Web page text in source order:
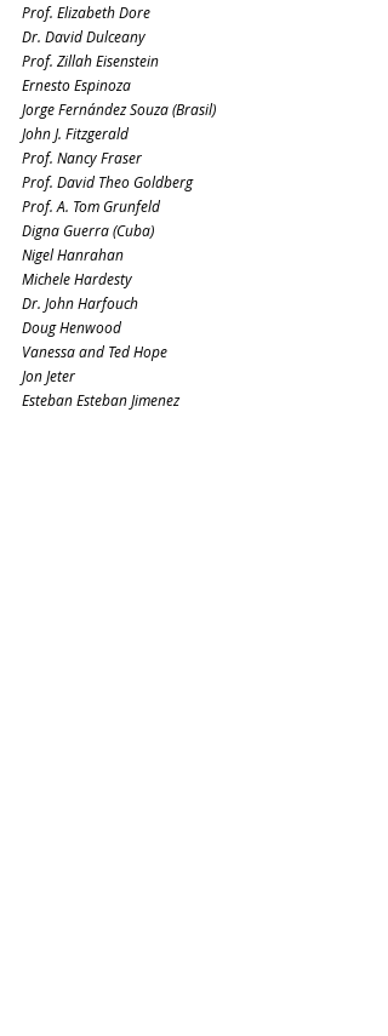
Prof. Elizabeth Dore
Dr. David Dulceany
Prof. Zillah Eisenstein
Ernesto Espinoza
Jorge Fernández Souza (Brasil)
John J. Fitzgerald
Prof. Nancy Fraser
Prof. David Theo Goldberg
Prof. A. Tom Grunfeld
Digna Guerra (Cuba)
Nigel Hanrahan
Michele Hardesty
Dr. John Harfouch
Doug Henwood
Vanessa and Ted Hope
Jon Jeter
Esteban Esteban Jimenez